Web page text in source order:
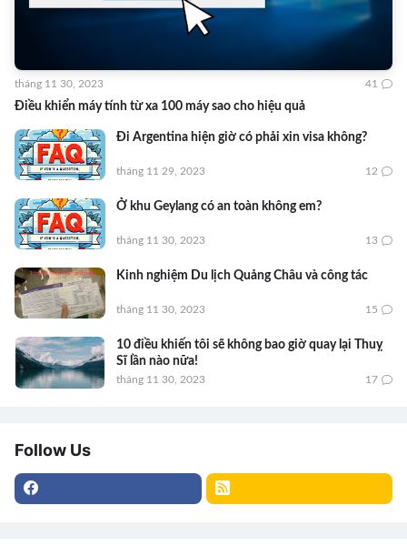
Điều khiển máy tính từ xa 100 máy sao cho hiệu quả
tháng 11 30, 2023 41
Đi Argentina hiện giờ có phải xin visa không?
tháng 11 29, 2023 12
Ở khu Geylang có an toàn không em?
tháng 11 30, 2023 13
Kinh nghiệm Du lịch Quảng Châu và công tác
tháng 11 30, 2023 15
10 điều khiến tôi sẽ không bao giờ quay lại Thuỵ
Sĩ lần nào nữa!
tháng 11 30, 2023 17
Follow Us